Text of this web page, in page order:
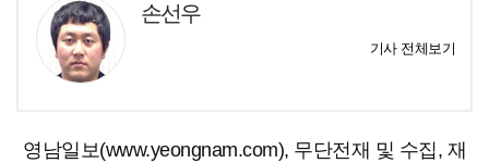
손선우
기사 전체보기
영남일보(www.yeongnam.com), 무단전재 및 수집, 재